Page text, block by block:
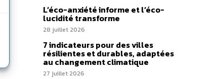
L’éco-anxiété informe et l’éco-
lucidité transforme
28 juillet 2026
7 indicateurs pour des villes
résilientes et durables, adaptées
au changement climatique
27 juillet 2026